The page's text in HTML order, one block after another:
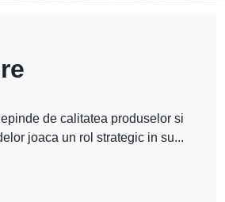
de calitatea produselor si
joaca un rol strategic in su...